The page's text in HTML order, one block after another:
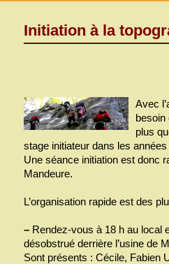
Initiation à la
Avec
besoin
plus
stage initiateur dans les
Une séance initiation est donc
Mandeure.
L’organisation rapide est des
– Rendez-vous à 18 h au local
désobstrué derrière l’usine de
Sont présents : Cécile, Fabien